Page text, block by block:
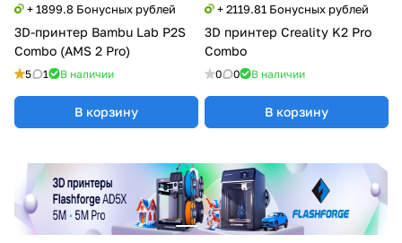
+ 1899.8 Бонусных рублей
3D-принтер Bambu Lab P2S
Combo (AMS 2 Pro)
5 1 В наличии
В корзину
+ 2119.81 Бонусных рублей
3D принтер Creality K2 Pro
Combo
0 0 В наличии
В корзину